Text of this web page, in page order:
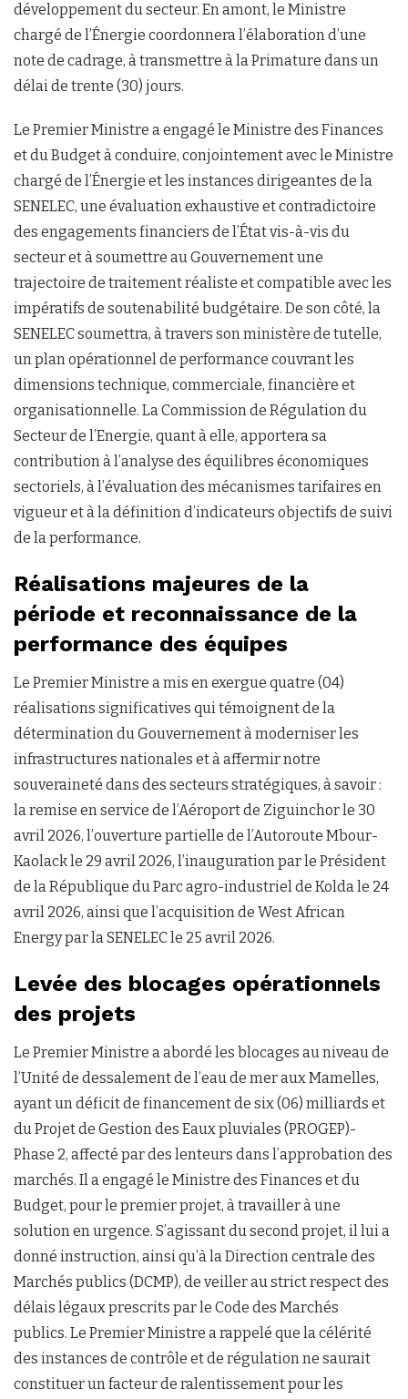
développement du secteur. En amont, le Ministre
chargé de l’Énergie coordonnera l’élaboration d’une
note de cadrage, à transmettre à la Primature dans un
délai de trente (30) jours.
Le Premier Ministre a engagé le Ministre des Finances
et du Budget à conduire, conjointement avec le Ministre
chargé de l’Énergie et les instances dirigeantes de la
SENELEC, une évaluation exhaustive et contradictoire
des engagements financiers de l’État vis-à-vis du
secteur et à soumettre au Gouvernement une
trajectoire de traitement réaliste et compatible avec les
impératifs de soutenabilité budgétaire. De son côté, la
SENELEC soumettra, à travers son ministère de tutelle,
un plan opérationnel de performance couvrant les
dimensions technique, commerciale, financière et
organisationnelle. La Commission de Régulation du
Secteur de l’Energie, quant à elle, apportera sa
contribution à l’analyse des équilibres économiques
sectoriels, à l’évaluation des mécanismes tarifaires en
vigueur et à la définition d’indicateurs objectifs de suivi
de la performance.
Réalisations majeures de la
période et reconnaissance de la
performance des équipes
Le Premier Ministre a mis en exergue quatre (04)
réalisations significatives qui témoignent de la
détermination du Gouvernement à moderniser les
infrastructures nationales et à affermir notre
souveraineté dans des secteurs stratégiques, à savoir :
la remise en service de l’Aéroport de Ziguinchor le 30
avril 2026, l’ouverture partielle de l’Autoroute Mbour-
Kaolack le 29 avril 2026, l’inauguration par le Président
de la République du Parc agro-industriel de Kolda le 24
avril 2026, ainsi que l’acquisition de West African
Energy par la SENELEC le 25 avril 2026.
Levée des blocages opérationnels
des projets
Le Premier Ministre a abordé les blocages au niveau de
l’Unité de dessalement de l’eau de mer aux Mamelles,
ayant un déficit de financement de six (06) milliards et
du Projet de Gestion des Eaux pluviales (PROGEP)-
Phase 2, affecté par des lenteurs dans l’approbation des
marchés. Il a engagé le Ministre des Finances et du
Budget, pour le premier projet, à travailler à une
solution en urgence. S’agissant du second projet, il lui a
donné instruction, ainsi qu’à la Direction centrale des
Marchés publics (DCMP), de veiller au strict respect des
délais légaux prescrits par le Code des Marchés
publics. Le Premier Ministre a rappelé que la célérité
des instances de contrôle et de régulation ne saurait
constituer un facteur de ralentissement pour les